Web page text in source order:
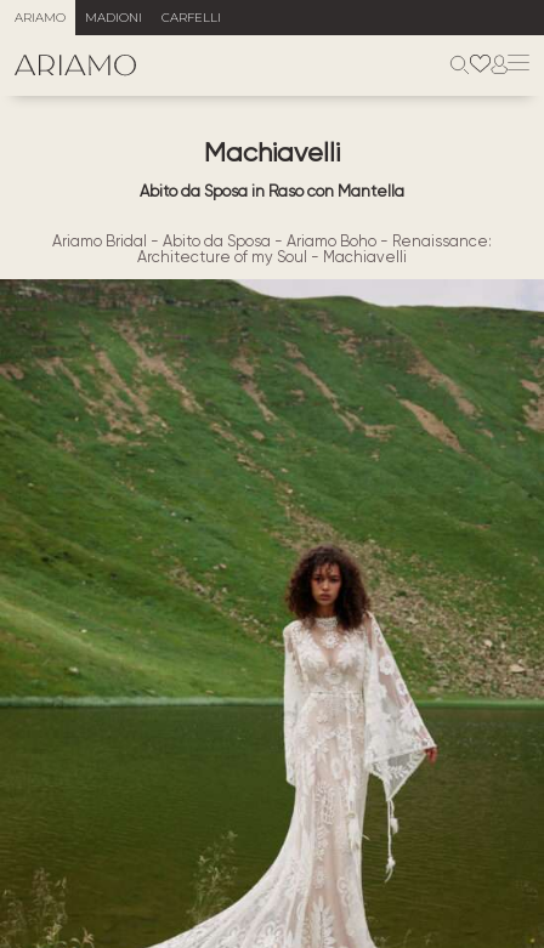
ARIAMO MADIONI CARFELLI
Machiavelli
Abito da Sposa in Raso con Mantella
Ariamo Bridal - Abito da Sposa - Ariamo Boho - Renaissance:
Architecture of my Soul - Machiavelli